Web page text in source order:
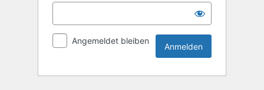
Angemeldet bleiben